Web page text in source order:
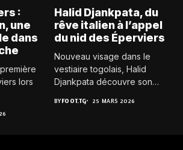
:
une
dans
lors
Halid Djankpata, du
rêve italien à l’appel
du nid des Éperviers
Nouveau visage dans le
vestiaire togolais, Halid
Djankpata découvre son
BYFOOT.TG 25 MARS 2026